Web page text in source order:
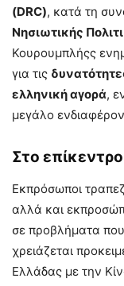
(DRC), κατά τη
Νησιωτικής
Κουρουμπλήςς
για τις
ελληνική αγορά,
μεγάλο
Στο
Εκπρόσωποι
αλλά και
σε προβλήματα που
χρειάζεται
Ελλάδας με την